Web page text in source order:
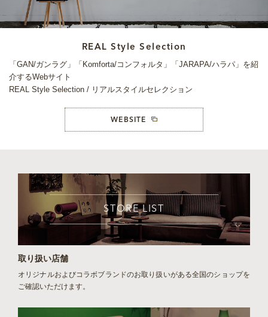
REAL Style Selection
「GAN/ガンラグ」「Komforta/コンフォルタ」「JARAPA/ハラパ」を紹
介するWebサイト
REAL Style Selection / リアルスタイルセレクション
WEBSITE
STORE LIST
取り扱い店舗
オリジナルおよびコラボブランドのお取り扱いがある全国のショップを
ご確認いただけます。